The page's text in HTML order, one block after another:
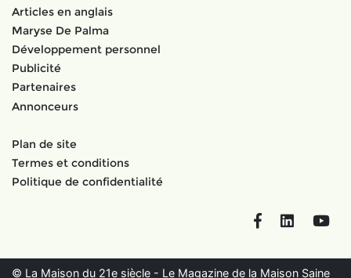
Articles en anglais
Maryse De Palma
Développement personnel
Publicité
Partenaires
Annonceurs
Plan de site
Termes et conditions
Politique de confidentialité
FacebookLinkedIn
© La Maison du 21e siècle - Le Magazine de la Maison Saine